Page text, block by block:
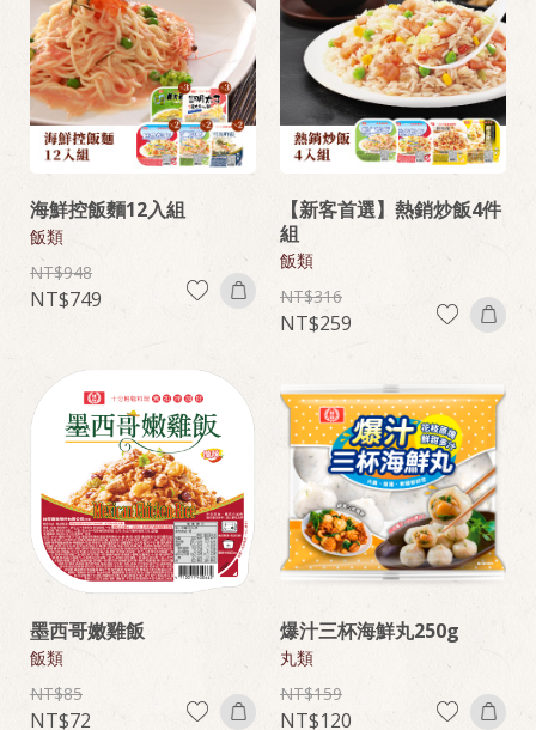
海鮮控飯麵12入組
飯類
948
749
【新客首選】熱銷炒飯4件
組
飯類
316
259
墨西哥嫩雞飯
飯類
85
72
爆汁三杯海鮮丸250g
丸類
159
120